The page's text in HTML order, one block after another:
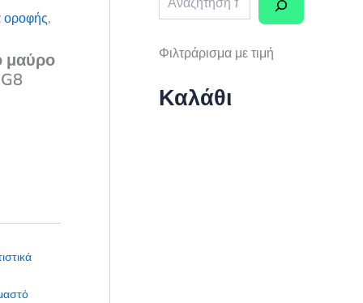
οροφής,
μαύρο
Φιλτράρισμα με τιμή
Καλάθι